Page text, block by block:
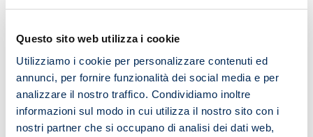
Questo sito web utilizza i cookie
Utilizziamo i cookie per personalizzare contenuti ed
annunci, per fornire funzionalità dei social media e per
analizzare il nostro traffico. Condividiamo inoltre
informazioni sul modo in cui utilizza il nostro sito con i
nostri partner che si occupano di analisi dei dati web,
Blog